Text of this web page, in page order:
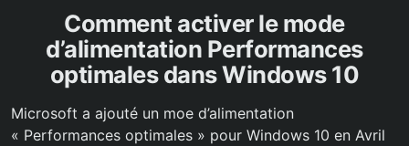
Comment activer le mode
d’alimentation Performances
optimales dans Windows 10
Microsoft a ajouté un moe d’alimentation
« Performances optimales » pour Windows 10 en Avril